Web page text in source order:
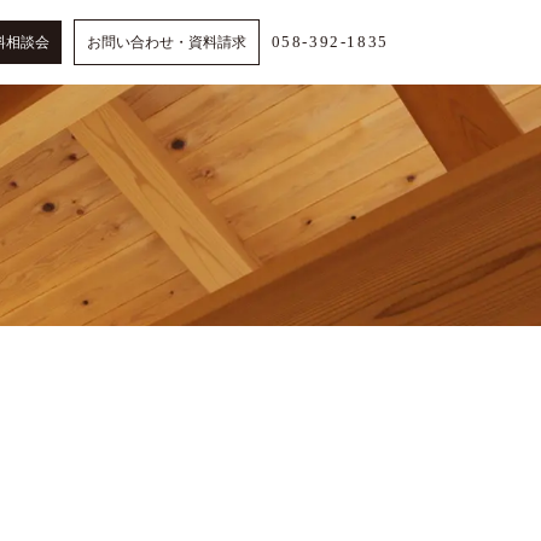
相談会 お問い合わせ・資料請求 058-392-1835